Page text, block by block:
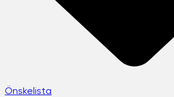
Önskelista